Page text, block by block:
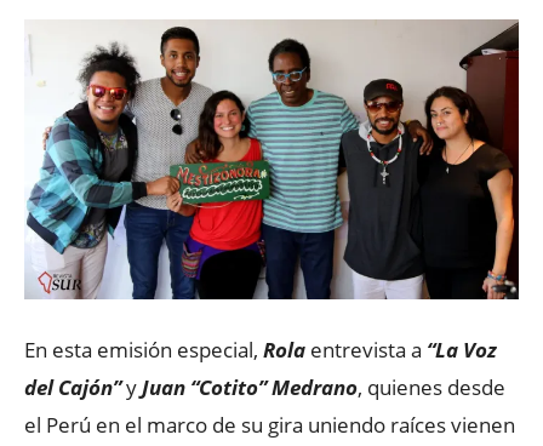
En esta emisión especial, Rola entrevista a “La Voz
del Cajón”yJuan “Cotito” Medrano, quienes desde
el Perú en el marco de su gira uniendo raíces vienen